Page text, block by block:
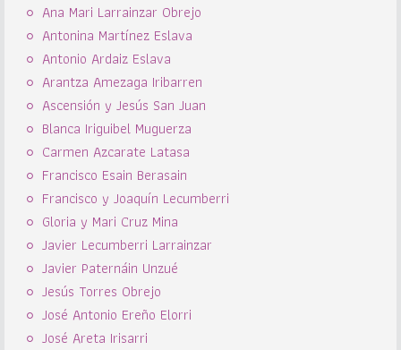
Ana Mari Larrainzar Obrejo
Antonina Martínez Eslava
Antonio Ardaiz Eslava
Arantza Amezaga Iribarren
Ascensión y Jesús San Juan
Blanca Iriguibel Muguerza
Carmen Azcarate Latasa
Francisco Esain Berasain
Francisco y Joaquín Lecumberri
Gloria y Mari Cruz Mina
Javier Lecumberri Larrainzar
Javier Paternáin Unzué
Jesús Torres Obrejo
José Antonio Ereño Elorri
José Areta Irisarri